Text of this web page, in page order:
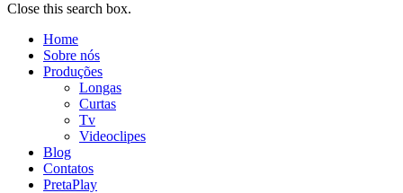
Close this search box.
Home
Sobre nós
Produções
Longas
Curtas
Tv
Videoclipes
Blog
Contatos
PretaPlay